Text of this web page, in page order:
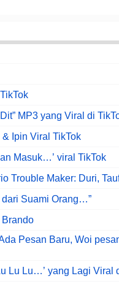
MP3 yang Viral di
Ipin Viral TikTok
Masuk…’ viral TikTok
Trouble Maker: Duri,
dari Suami Orang…”
Brando
Pesan Baru, Woi
Lu Lu…’ yang Lagi Viral